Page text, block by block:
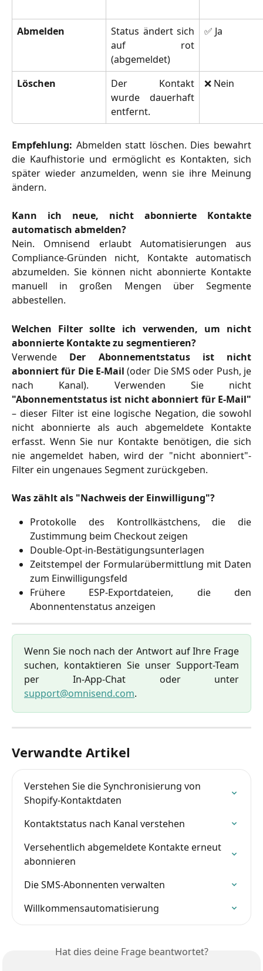
Abmelden
Status ändert sich
auf rot
(abgemeldet)
✅ Ja
Löschen
Der Kontakt
wurde dauerhaft
entfernt.
❌ Nein
Empfehlung: Abmelden statt löschen. Dies bewahrt
die Kaufhistorie und ermöglicht es Kontakten, sich
später wieder anzumelden, wenn sie ihre Meinung
ändern.
Kann ich neue, nicht abonnierte Kontakte
automatisch abmelden?
Nein. Omnisend erlaubt Automatisierungen aus
Compliance-Gründen nicht, Kontakte automatisch
abzumelden. Sie können nicht abonnierte Kontakte
manuell in großen Mengen über Segmente
abbestellen.
Welchen Filter sollte ich verwenden, um nicht
abonnierte Kontakte zu segmentieren?
Verwende Der Abonnementstatus ist nicht
abonniert für Die E-Mail (oder Die SMS oder Push, je
nach Kanal). Verwenden Sie nicht
"Abonnementstatus ist nicht abonniert für E-Mail"
– dieser Filter ist eine logische Negation, die sowohl
nicht abonnierte als auch abgemeldete Kontakte
erfasst. Wenn Sie nur Kontakte benötigen, die sich
nie angemeldet haben, wird der "nicht abonniert"-
Filter ein ungenaues Segment zurückgeben.
Was zählt als "Nachweis der Einwilligung"?
Protokolle des Kontrollkästchens, die die
Zustimmung beim Checkout zeigen
Double-Opt-in-Bestätigungsunterlagen
Zeitstempel der Formularübermittlung mit Daten
zum Einwilligungsfeld
Frühere ESP-Exportdateien, die den
Abonnentenstatus anzeigen
Wenn Sie noch nach der Antwort auf Ihre Frage
suchen, kontaktieren Sie unser Support-Team
per In-App-Chat oder unter
support@omnisend.com.
Verwandte Artikel
Verstehen Sie die Synchronisierung von
Shopify-Kontaktdaten
Kontaktstatus nach Kanal verstehen
Versehentlich abgemeldete Kontakte erneut
abonnieren
Die SMS-Abonnenten verwalten
Willkommensautomatisierung
Hat dies deine Frage beantwortet?